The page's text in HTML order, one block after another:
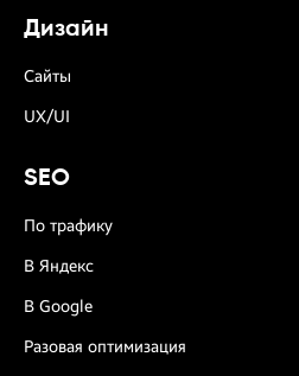
Дизайн
Сайты
UX/UI
SEO
По трафику
В Яндекс
В Google
Разовая оптимизация